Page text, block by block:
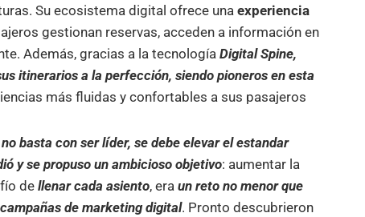
Su ecosistema digital ofrece unaexperiencia
gestionan reservas, acceden a información en
Además, gracias a la tecnología Digital Spine,
itinerarios a la perfección, siendo pioneros en esta
más fluidas y confortables a sus pasajeros
basta con ser líder, se debe elevar el estandar
y se propuso un ambicioso objetivo: aumentar la
de llenar cada asiento, era un reto no menor que
de marketing digital. Pronto descubrieron